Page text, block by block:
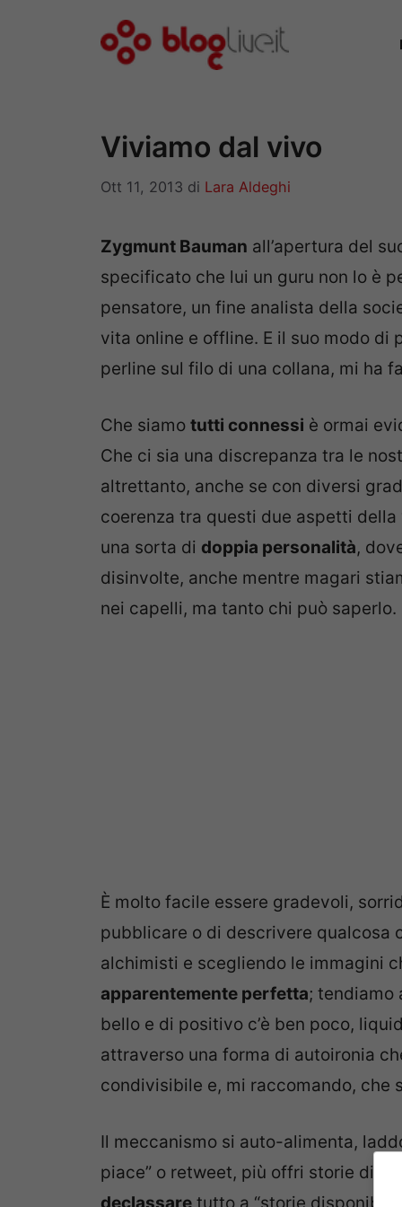
Viviamo dal vivo
Ott 11, 2013 di Lara Aldeghi
Zygmunt Bauman all’apertura del
specificato che lui un guru non lo è
pensatore, un fine analista della
vita online e offline. E il suo modo di
perline sul filo di una collana, mi ha
Che siamo tutti connessi è ormai
Che ci sia una discrepanza tra le
altrettanto, anche se con diversi
coerenza tra questi due aspetti
una sorta di doppia personalità,
disinvolte, anche mentre magari
nei capelli, ma tanto chi può saperlo.
È molto facile essere gradevoli,
pubblicare o di descrivere qualcosa
alchimisti e scegliendo le immagini
apparentemente perfetta; tendiamo
bello e di positivo c’è ben poco,
attraverso una forma di autoironia
condivisibile e, mi raccomando, che
Il meccanismo si auto-alimenta,
piace” o retweet, più offri storie di te
declassare tutto a “storie